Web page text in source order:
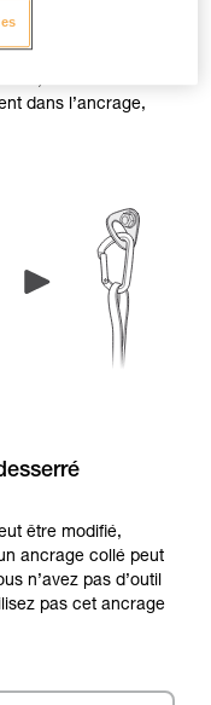
évitez de
dans l’ancrage,
être modifié,
ancrage collé peut
n’avez pas d’outil
pas cet ancrage